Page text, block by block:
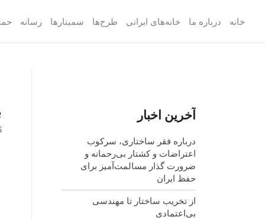
خانه درباره ما خانه‌های ایرانی طرح‌ها سمینارها رسانه
آخرین اخبار
درباره فقر ساختاری، سرکوب
اعتراضات و کشتار بی‌رحمانه و
ضرورت گذار مسالمت‌آمیز برای
حفظ ایران
از تخریب ساختار تا مهندسی
بی‌اعتمادی